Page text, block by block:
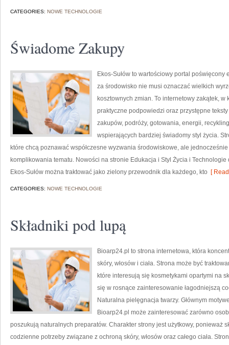
CATEGORIES: NOWE TECHNOLOGIE
Świadome Zakupy
Ekos-Sułów to wartościowy portal
za środowisko nie musi oznaczać wielkich
kosztownych zmian. To internetowy zakątek,
praktyczne podpowiedzi oraz przystępne
zakupów, podróży, gotowania, energii,
wspierających bardziej świadomy styl życia.
które chcą poznawać współczesne wyzwania środowiskowe, ale
komplikowania tematu. Nowości na stronie Edukacja i Styl Życia i
Ekos-Sułów można traktować jako zielony przewodnik dla każdego, kto [
CATEGORIES: NOWE TECHNOLOGIE
Składniki pod lupą
Bioarp24.pl to strona internetowa, która
skóry, włosów i ciała. Strona może być
które interesują się kosmetykami opartymi na
się w rosnące zainteresowanie łagodniejszą
Naturalna pielęgnacja twarzy. Głównym
Bioarp24.pl może zainteresować zarówno
poszukują naturalnych preparatów. Charakter strony jest użytkowy, ponieważ
codzienne potrzeby związane z ochroną skóry, włosów oraz całego ciała.